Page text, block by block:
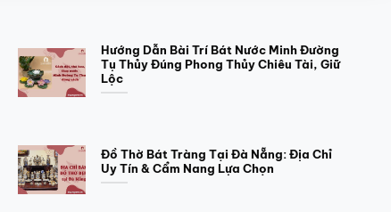
Hướng Dẫn Bài Trí Bát Nước Minh Đường
Tụ Thủy Đúng Phong Thủy Chiêu Tài, Giữ
Lộc
Đồ Thờ Bát Tràng Tại Đà Nẵng: Địa Chỉ
Uy Tín & Cẩm Nang Lựa Chọn